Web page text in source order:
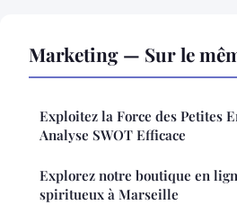
Marketing — Sur le
Exploitez la Force des Petites
Analyse SWOT Efficace
Explorez notre boutique en
spiritueux à Marseille